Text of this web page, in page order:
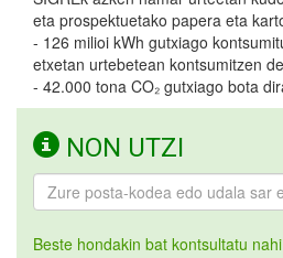
eta prospektuetako papera eta
- 126 milioi kWh gutxiago
etxetan urtebetean kontsumitzen
- 42.000 tona CO₂ gutxiago bota
NON UTZI
Beste hondakin bat kontsultatu